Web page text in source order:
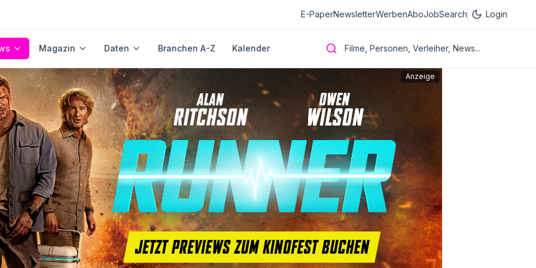
E-PaperNewsletterWerbenAboJobSearch Login
Magazin Daten Branchen A-Z Kalender Filme, Personen, Verleiher, News...
Anzeige